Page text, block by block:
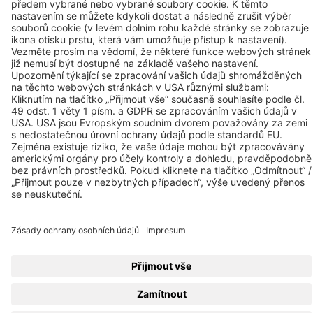
© 2026 BEKO TECHNOLOGIES
Mapa stránek
Upravit nastavení souborů cookie
Privacy
Legal Notice
Privacy Settings